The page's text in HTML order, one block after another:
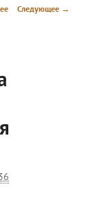
Следующее →